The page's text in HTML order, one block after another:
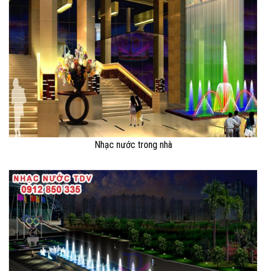
Nhạc nước trong nhà